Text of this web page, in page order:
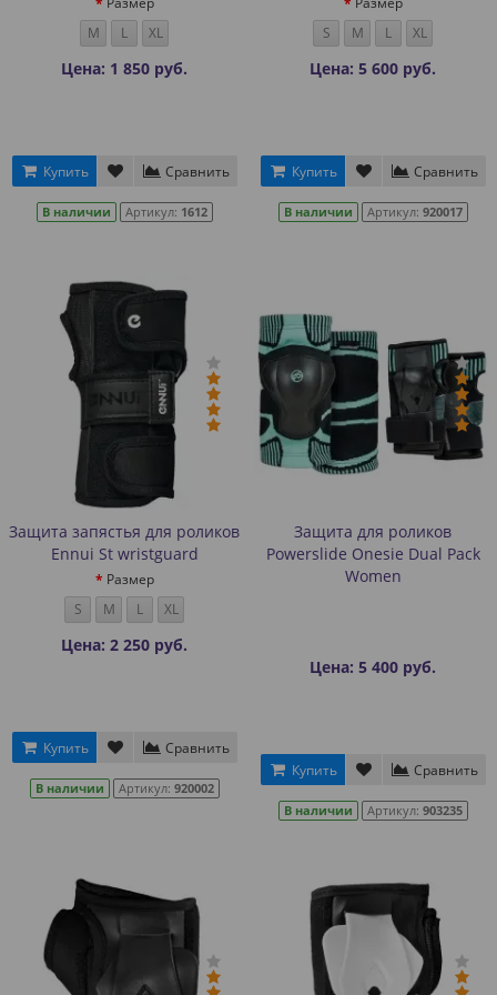
M
L XL
Цена: 1 850 руб.
Купить Сравнить
В наличии Артикул: 1612
S
M L XL
Цена: 5 600 руб.
Купить Сравнить
В наличии Артикул: 920017
Защита запястья для роликов
Ennui St wristguard
Размер
S
M L XL
Цена: 2 250 руб.
Купить Сравнить
В наличии Артикул: 920002
Защита для роликов
Powerslide Onesie Dual Pack
Women
Цена: 5 400 руб.
Купить Сравнить
В наличии Артикул: 903235